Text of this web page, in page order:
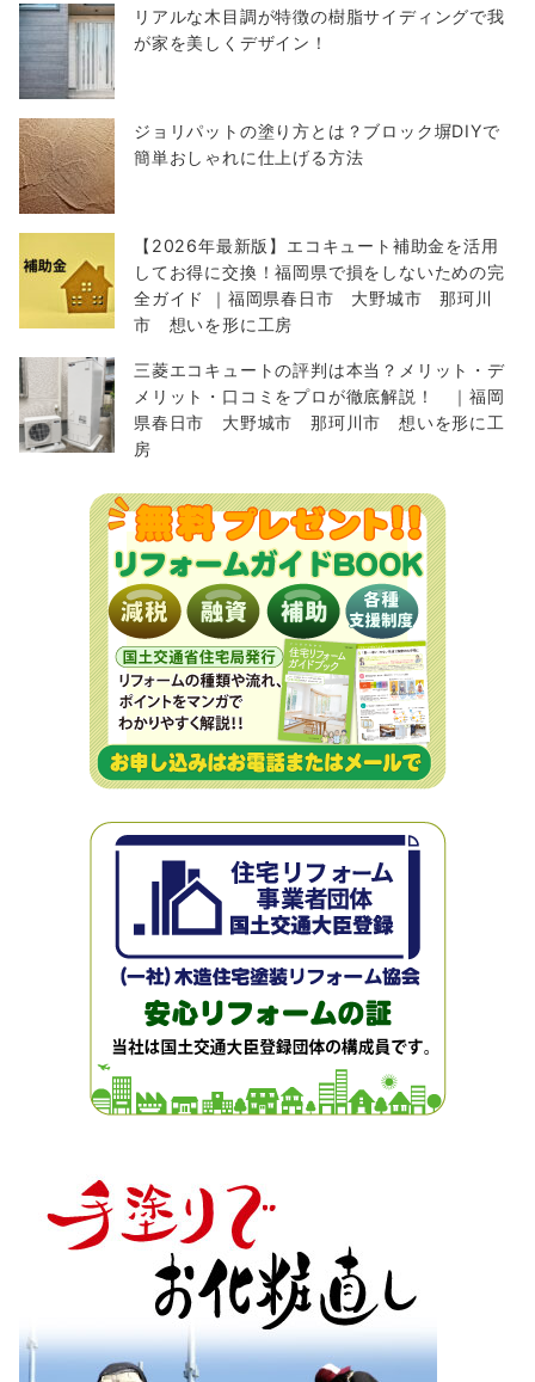
リアルな木目調が特徴の樹脂サイディングで我
が家を美しくデザイン！
ジョリパットの塗り方とは？ブロック塀DIYで
簡単おしゃれに仕上げる方法
【2026年最新版】エコキュート補助金を活用
してお得に交換！福岡県で損をしないための完
全ガイド ｜福岡県春日市 大野城市 那珂川
市 想いを形に工房
三菱エコキュートの評判は本当？メリット・デ
メリット・口コミをプロが徹底解説！ ｜福岡
県春日市 大野城市 那珂川市 想いを形に工
房